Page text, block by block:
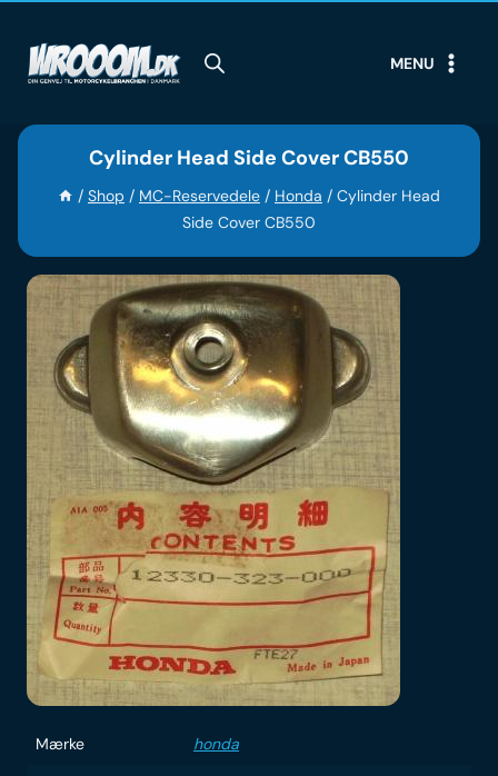
content
MENU
Cylinder Head Side Cover CB550
/ Shop / MC-Reservedele / Honda / Cylinder Head
Side Cover CB550
Mærke honda